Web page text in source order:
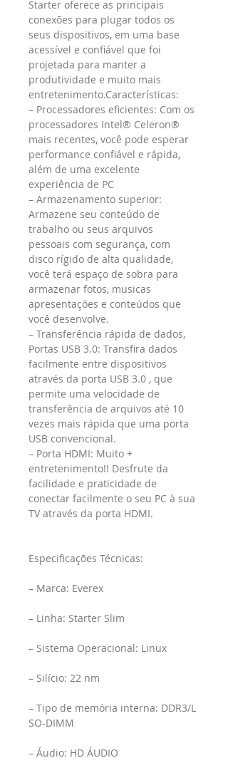
Starter oferece as principais
conexões para plugar todos os
seus dispositivos, em uma base
acessível e confiável que foi
projetada para manter a
produtividade e muito mais
entretenimento.Características:
– Processadores eficientes: Com os
processadores Intel® Celeron®
mais recentes, você pode esperar
performance confiável e rápida,
além de uma excelente
experiência de PC
– Armazenamento superior:
Armazene seu conteúdo de
trabalho ou seus arquivos
pessoais com segurança, com
disco rígido de alta qualidade,
você terá espaço de sobra para
armazenar fotos, musicas
apresentações e conteúdos que
você desenvolve.
– Transferência rápida de dados,
Portas USB 3.0: Transfira dados
facilmente entre dispositivos
através da porta USB 3.0 , que
permite uma velocidade de
transferência de arquivos até 10
vezes mais rápida que uma porta
USB convencional.
– Porta HDMI: Muito +
entretenimento!! Desfrute da
facilidade e praticidade de
conectar facilmente o seu PC à sua
TV através da porta HDMI.
Especificações Técnicas:
– Marca: Everex
– Linha: Starter Slim
– Sistema Operacional: Linux
– Silício: 22 nm
– Tipo de memória interna: DDR3/L
SO-DIMM
– Áudio: HD ÁUDIO